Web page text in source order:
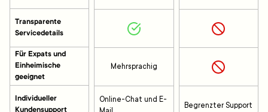
Transparente
Servicedetails
Für Expats und
Einheimische
geeignet
Individueller
Kundensupport
Mehrsprachig
Online-Chat und E-
Begrenzter Support